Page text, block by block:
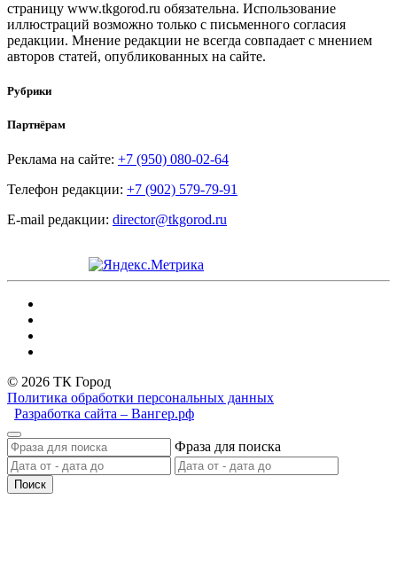
страницу www.tkgorod.ru обязательна. Использование
иллюстраций возможно только с письменного согласия
редакции. Мнение редакции не всегда совпадает с мнением
авторов статей, опубликованных на сайте.
Рубрики
Партнёрам
Реклама на сайте: +7 (950) 080-02-64
Телефон редакции: +7 (902) 579-79-91
E-mail редакции: director@tkgorod.ru
© 2026 ТК Город
Политика обработки персональных данных
Разработка сайта – Вангер.рф
Фраза для поиска
Поиск